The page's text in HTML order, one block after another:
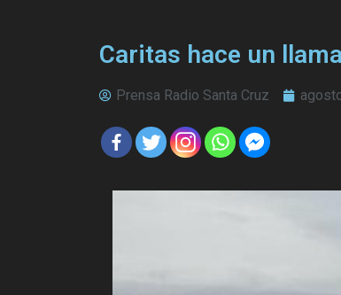
Caritas hace un
Prensa Radio Santa Cruz